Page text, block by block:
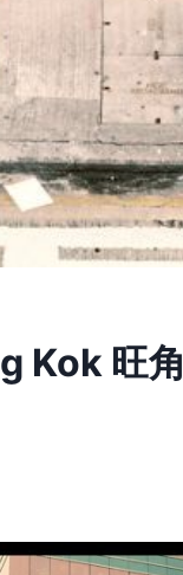
Kok 旺角